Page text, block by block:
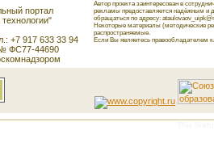
портал
+7 917 633 33 94
№ ФС77-44690
Автор проекта заинтересован в
рекламы предоставляется надёжным и
обращаться по адресу:
Некоторые материалы (методические
распространяемые.
Если Вы являетесь правообладателем